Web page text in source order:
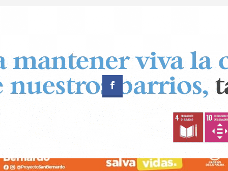
© Copyright 2024 Canal 11 La Palma.